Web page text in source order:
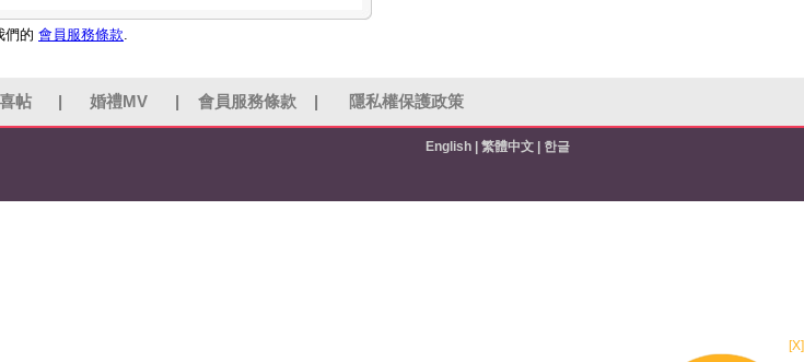
們的 會員服務條款.
帖 婚禮MV 會員服務條款 隱私權保護政策
English 繁體中文 한글
[X]